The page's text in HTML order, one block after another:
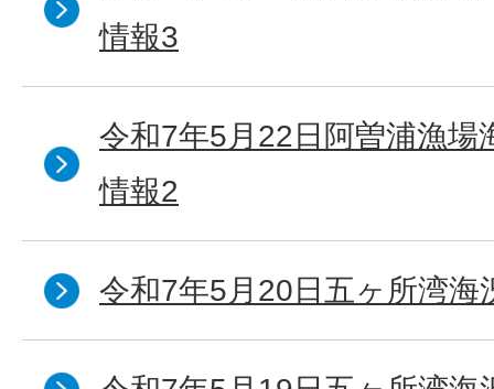
情報3
令和7年5月22日阿曽浦漁場
情報2
令和7年5月20日五ヶ所湾海